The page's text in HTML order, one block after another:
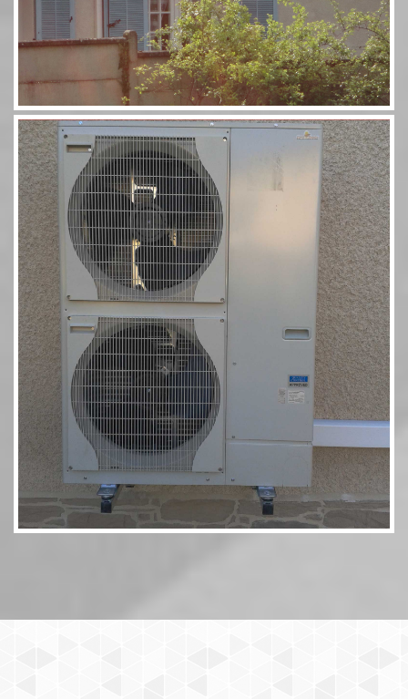
Pompe à chaleur 60 11,5kW Combi